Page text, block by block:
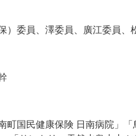
）委員、澤委員、廣江委員、
国民健康保険 日南病院」